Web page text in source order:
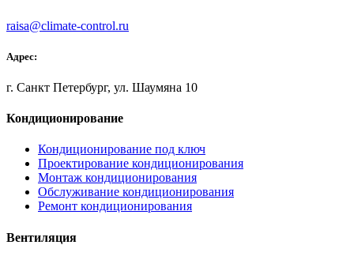
raisa@climate-control.ru
Адрес:
г. Санкт Петербург, ул. Шаумяна 10
Кондиционирование
Кондиционирование под ключ
Проектирование кондиционирования
Монтаж кондиционирования
Обслуживание кондиционирования
Ремонт кондиционирования
Вентиляция